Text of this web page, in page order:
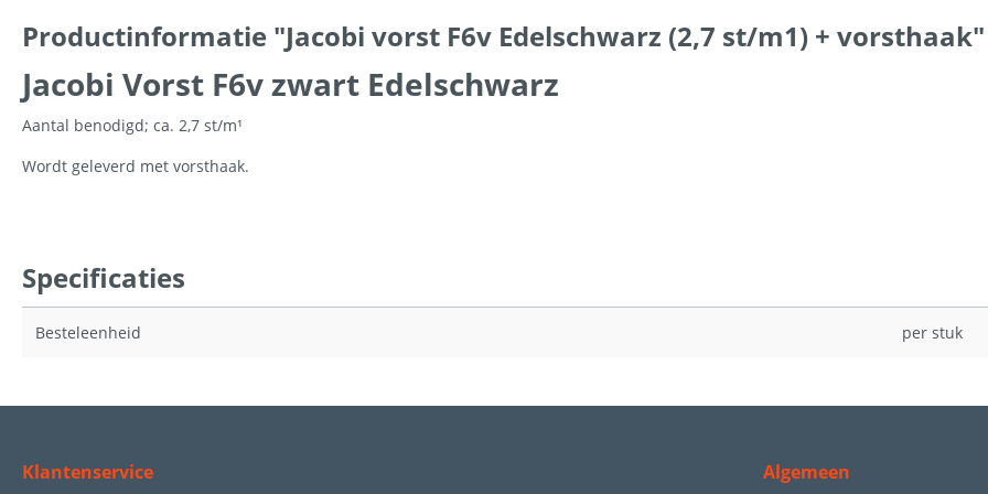
Productinformatie "Jacobi vorst F6v Edelschwarz (2,7 st/m1) + vorsthaak"
Jacobi Vorst F6v zwart Edelschwarz
Aantal benodigd; ca. 2,7 st/m¹
Wordt geleverd met vorsthaak.
Specificaties
Besteleenheid per stuk
Klantenservice Algemeen